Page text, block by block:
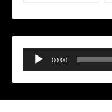
Audio
Player
00:00